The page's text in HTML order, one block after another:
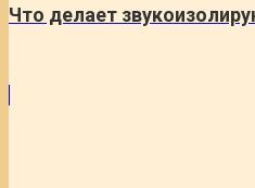
Что делает